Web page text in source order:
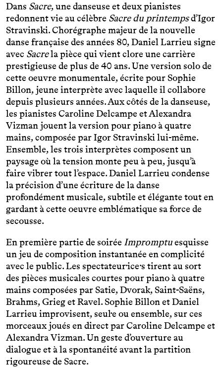
Dans Sacre, une danseuse et deux pianistes
redonnent vie au célèbre Sacre du printempsd’Igor
Stravinski. Chorégraphe majeur de la nouvelle
danse française des années 80, Daniel Larrieu signe
avec Sacrela pièce qui vient clore une carrière
prestigieuse de plus de 40 ans. Une version solo de
cette oeuvre monumentale, écrite pour Sophie
Billon, jeune interprète avec laquelle il collabore
depuis plusieurs années. Aux côtés de la danseuse,
les pianistes Caroline Delcampe et Alexandra
Vizman jouent la version pour piano à quatre
mains, composée par Igor Stravinski lui-même.
Ensemble, les trois interprètes composent un
paysage où la tension monte peu à peu, jusqu’à
faire vibrer tout l’espace. Daniel Larrieu condense
la précision d’une écriture de la danse
profondément musicale, subtile et élégante tout en
gardant à cette oeuvre emblématique sa force de
secousse.
En première partie de soiréeImpromptuesquisse
un jeu de composition instantanée en complicité
avec le public. Les spectateur·ice·s tirent au sort
des pièces musicales courtes pour piano à quatre
mains composées par Satie, Dvorak, Saint-Saëns,
Brahms, Grieg et Ravel. Sophie Billon et Daniel
Larrieu improvisent, seul·e ou ensemble, sur ces
morceaux joués en direct par Caroline Delcampe et
Alexandra Vizman. Un geste d’ouverture au
dialogue et à la spontanéité avant la partition
rigoureuse de Sacre.